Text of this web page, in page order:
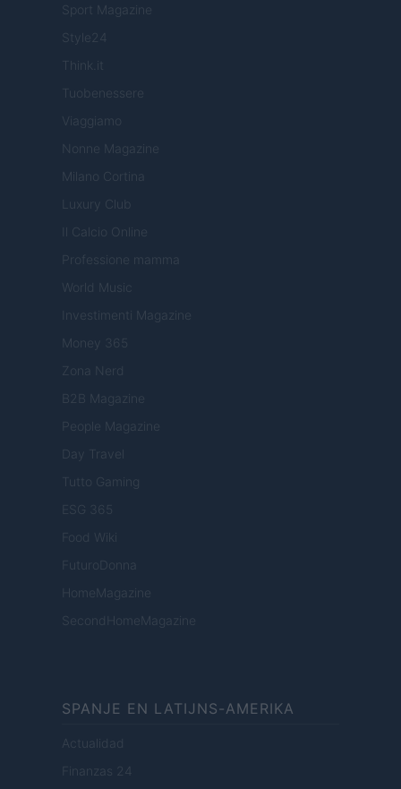
Sport Magazine
Style24
Think.it
Tuobenessere
Viaggiamo
Nonne Magazine
Milano Cortina
Luxury Club
Il Calcio Online
Professione mamma
World Music
Investimenti Magazine
Money 365
Zona Nerd
B2B Magazine
People Magazine
Day Travel
Tutto Gaming
ESG 365
Food Wiki
FuturoDonna
HomeMagazine
SecondHomeMagazine
SPANJE EN LATIJNS-AMERIKA
Actualidad
Finanzas 24